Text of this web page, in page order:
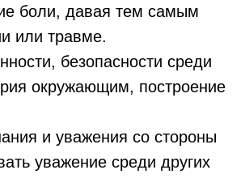
боли, давая тем самым
или травме.
безопасности среди
окружающим, построение
и уважения со стороны
уважение среди других